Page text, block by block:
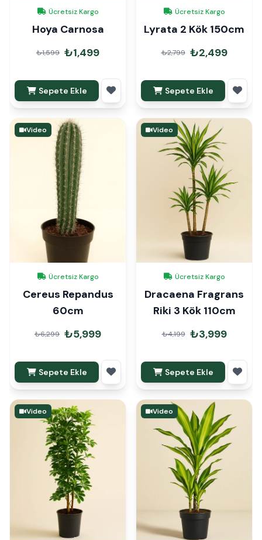
Ücretsiz Kargo
Hoya Carnosa
₺1,599 ₺1,499
Sepete Ekle
Ücretsiz Kargo
Lyrata 2 Kök 150cm
₺2,799 ₺2,499
Sepete Ekle
Video
Ücretsiz Kargo
Cereus Repandus
60cm
₺6,299 ₺5,999
Sepete Ekle
Video
Ücretsiz Kargo
Dracaena Fragrans
Riki 3 Kök 110cm
₺4,199 ₺3,999
Sepete Ekle
Video Video